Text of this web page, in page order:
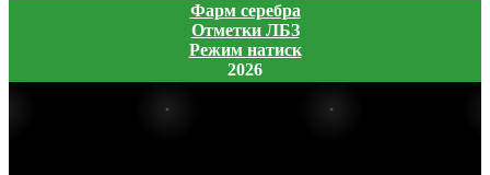
Фарм серебра
Отметки ЛБЗ
Режим натиск
2026